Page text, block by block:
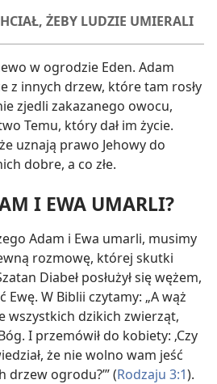
ŻEBY LUDZIE UMIERALI
w ogrodzie Eden. Adam
z innych drzew, które tam rosły
zjedli zakazanego owocu,
Temu, który dał im życie.
uznają prawo Jehowy do
dobre, a co złe.
I EWA UMARLI?
Adam i Ewa umarli, musimy
rozmowę, której skutki
Diabeł posłużył się wężem,
Ewę. W Biblii czytamy: „A wąż
wszystkich dzikich zwierząt,
I przemówił do kobiety: ‚Czy
że nie wolno wam jeść
drzew ogrodu?’” (Rodzaju 3:1).